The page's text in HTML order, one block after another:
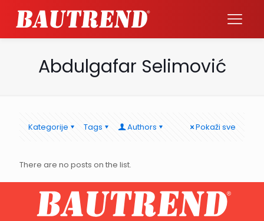
Abdulgafar Selimović
Kategorije Tags Authors Pokaži sve
There are no posts on the list.